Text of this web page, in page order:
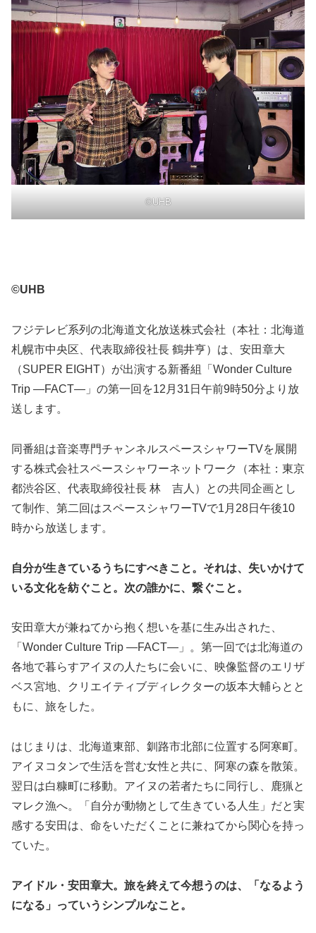
©UHB
©UHB
フジテレビ系列の北海道文化放送株式会社（本社：北海道
札幌市中央区、代表取締役社⾧ 鶴井亨）は、安田章大
（SUPER EIGHT）が出演する新番組「Wonder Culture
Trip ―FACT―」の第一回を12月31日午前9時50分より放
送します。
同番組は音楽専門チャンネルスペースシャワーTVを展開
する株式会社スペースシャワーネットワーク（本社：東京
都渋谷区、代表取締役社長 林 吉人）との共同企画とし
て制作、第二回はスペースシャワーTVで1月28日午後10
時から放送します。
自分が生きているうちにすべきこと。それは、失いかけて
いる文化を紡ぐこと。次の誰かに、繋ぐこと。
安田章大が兼ねてから抱く想いを基に生み出された、
「Wonder Culture Trip ―FACT―」。第一回では北海道の
各地で暮らすアイヌの人たちに会いに、映像監督のエリザ
ベス宮地、クリエイティブディレクターの坂本大輔らとと
もに、旅をした。
はじまりは、北海道東部、釧路市北部に位置する阿寒町。
アイヌコタンで生活を営む女性と共に、阿寒の森を散策。
翌日は白糠町に移動。アイヌの若者たちに同行し、鹿猟と
マレク漁へ。「自分が動物として生きている人生」だと実
感する安田は、命をいただくことに兼ねてから関心を持っ
ていた。
アイドル・安田章大。旅を終えて今想うのは、「なるよう
になる」っていうシンプルなこと。